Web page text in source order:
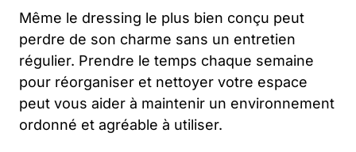
Même le dressing le plus bien conçu peut
perdre de son charme sans un entretien
régulier. Prendre le temps chaque semaine
pour réorganiser et nettoyer votre espace
peut vous aider à maintenir un environnement
ordonné et agréable à utiliser.